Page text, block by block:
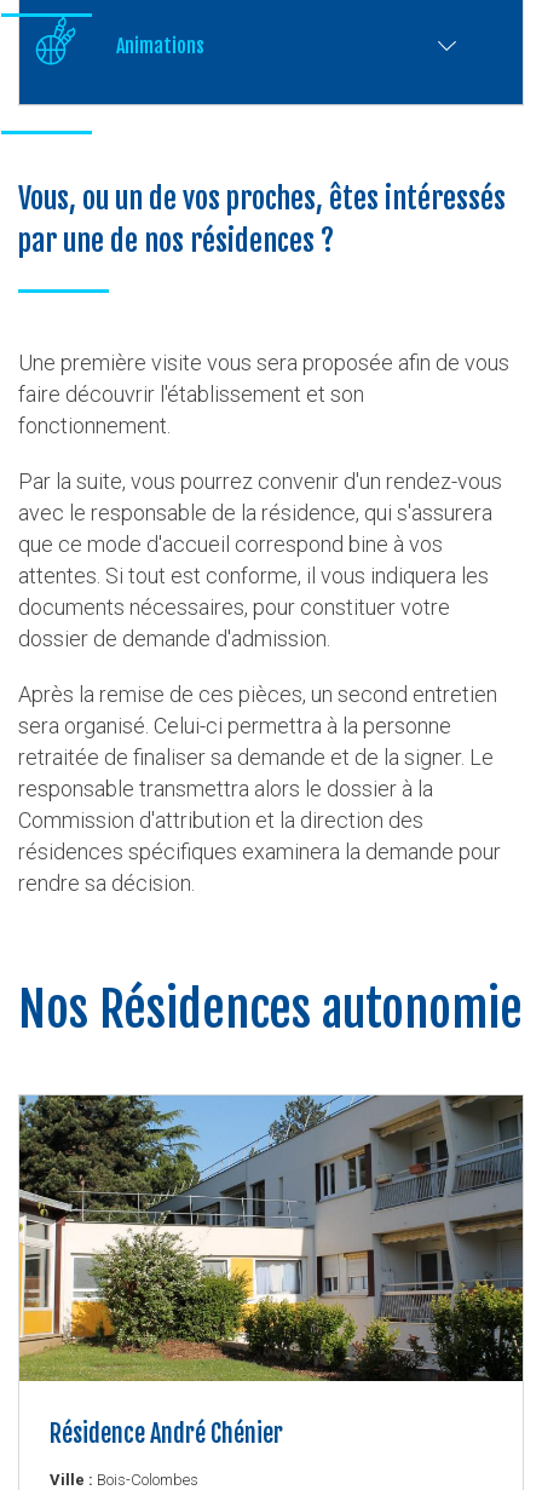
Animations
Vous, ou un de vos proches, êtes intéressés
par une de nos résidences ?
Une première visite vous sera proposée afin de vous
faire découvrir l'établissement et son
fonctionnement.
Par la suite, vous pourrez convenir d'un rendez-vous
avec le responsable de la résidence, qui s'assurera
que ce mode d'accueil correspond bine à vos
attentes. Si tout est conforme, il vous indiquera les
documents nécessaires, pour constituer votre
dossier de demande d'admission.
Après la remise de ces pièces, un second entretien
sera organisé. Celui-ci permettra à la personne
retraitée de finaliser sa demande et de la signer. Le
responsable transmettra alors le dossier à la
Commission d'attribution et la direction des
résidences spécifiques examinera la demande pour
rendre sa décision.
Nos Résidences autonomie
Résidence André Chénier
Ville : Bois-Colombes